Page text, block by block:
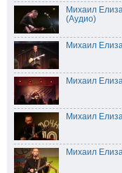
Михаил
(Аудио)
Михаил
Михаил
Михаил
Михаил